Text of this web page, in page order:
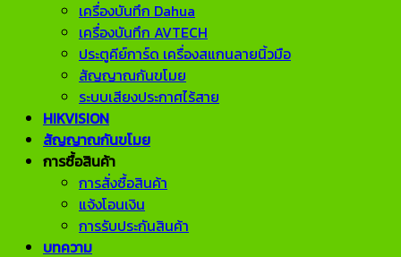
เครื่องบันทึก Dahua
เครื่องบันทึก AVTECH
ประตูคีย์การ์ด เครื่องสแกนลายนิ้วมือ
สัญญาณกันขโมย
ระบบเสียงประกาศไร้สาย
HIKVISION
สัญญาณกันขโมย
การซื้อสินค้า
การสั่งซื้อสินค้า
แจ้งโอนเงิน
การรับประกันสินค้า
บทความ